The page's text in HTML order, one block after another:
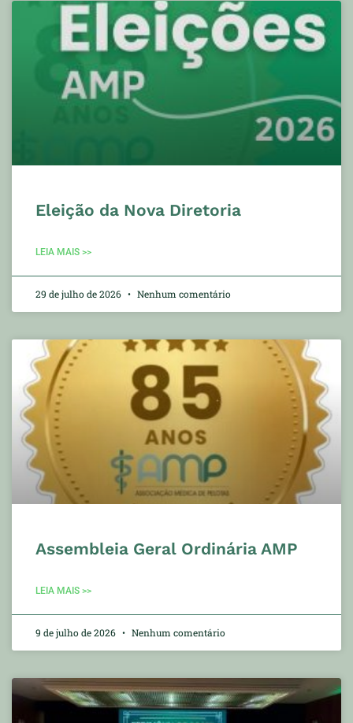
Eleição da Nova Diretoria
LEIA MAIS >>
29 de julho de 2026 Nenhum comentário
Assembleia Geral Ordinária AMP
LEIA MAIS >>
9 de julho de 2026 Nenhum comentário